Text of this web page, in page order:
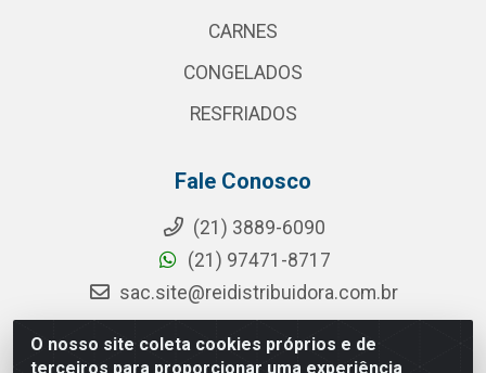
O nosso site coleta cookies próprios e de
terceiros para proporcionar uma experiência
CARNES
CONGELADOS
RESFRIADOS
Fale Conosco
(21) 3889-6090
(21) 97471-8717
sac.site@reidistribuidora.com.br